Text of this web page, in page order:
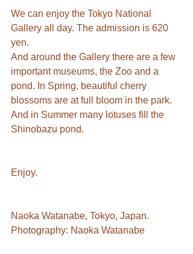
We can enjoy the Tokyo National
Gallery all day. The admission is 620
yen.
And around the Gallery there are a few
important museums, the Zoo and a
pond. In Spring, beautiful cherry
blossoms are at full bloom in the park.
And in Summer many lotuses fill the
Shinobazu pond.
Enjoy.
Naoka Watanabe, Tokyo, Japan.
Photography: Naoka Watanabe